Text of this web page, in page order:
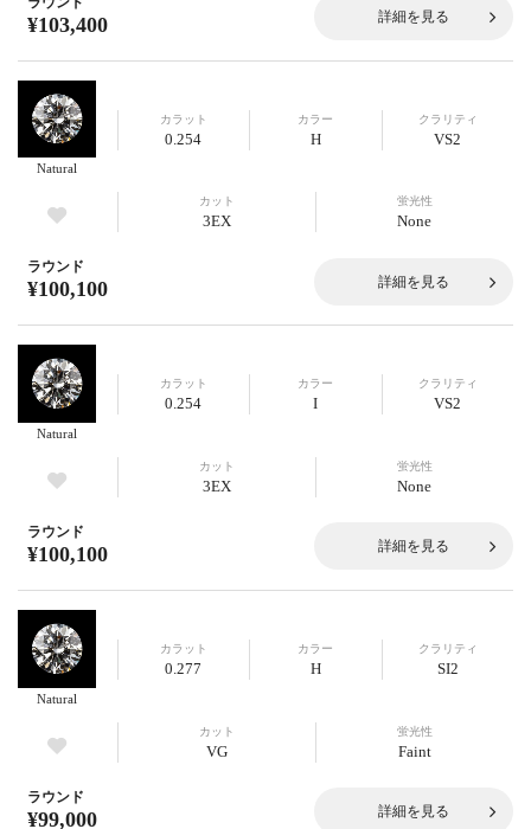
¥103,400 詳細を見る
Natural
カラット
0.254
カラー
H
クラリティ
VS2
カット
3EX
蛍光性
None
ラウンド
¥100,100 詳細を見る
Natural
カラット
0.254
カラー
I
クラリティ
VS2
カット
3EX
蛍光性
None
ラウンド
¥100,100 詳細を見る
Natural
カラット
0.277
カラー
H
クラリティ
SI2
カット
VG
蛍光性
Faint
ラウンド
¥99,000 詳細を見る